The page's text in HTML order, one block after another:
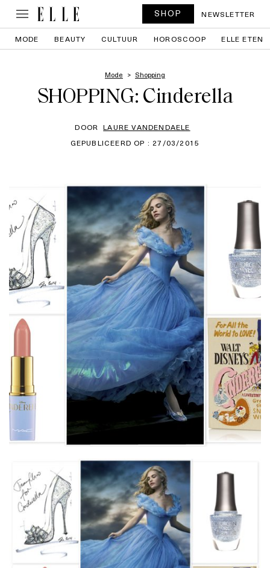
SHOP NEWSLETTER
MODE BEAUTY CULTUUR HOROSCOOP ELLE ETEN
Mode Shopping
SHOPPING: Cinderella
DOOR LAURE VANDENDAELE
GEPUBLICEERD OP : 27/03/2015